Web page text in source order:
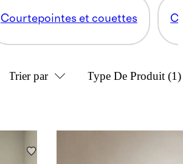
Courtepointes et couettes
Trier par Type De Produit (1)